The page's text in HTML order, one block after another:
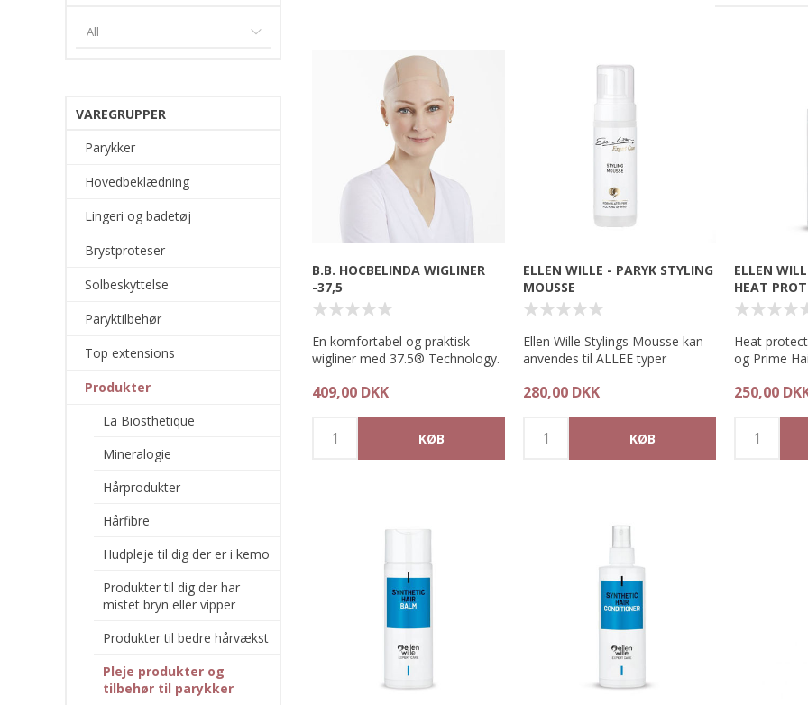
B.B. HOCBELINDA WIGLINER
-37,5
En komfortabel og praktisk
wigliner med 37.5® Technology.
Belinda Wigliner vil efterlade den
optimal 37,5°C kernetemperatur
under din paryk eller dit
B.B. wiglineren har en smal
altid sidder godt fast og føles
komfortabel at have på.
Midterstykket af huen er lavet i
et let og fint nærmest
transparent net, så du ikke skal
bekymre dig om, at huen vil
kunne ses under din paryk.
409,00 DKK
ELLEN WILLE - PARYK STYLING
MOUSSE
Ellen Wille Stylings Mousse kan
anvendes til ALLEE typer
og lækker mousse, som gør det
Anvendelse:
Ryst flasken let, spray lidt
280,00 DKK
ELLEN
HEAT
Heat
og Prime
at
føntørrre.
Inden brug
250,00
VAREGRUPPER
Parykker
Hovedbeklædning
Lingeri og badetøj
Brystproteser
Solbeskyttelse
Paryktilbehør
Top extensions
Produkter
La Biosthetique
Mineralogie
Hårprodukter
Hårfibre
Hudpleje til dig der er i kemo
Produkter til dig der har
mistet bryn eller vipper
Produkter til bedre hårvækst
Pleje produkter og
tilbehør til parykker